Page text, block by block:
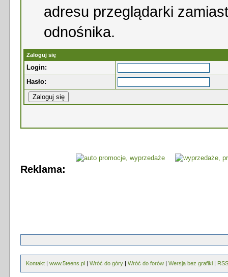
adresu przeglądarki
odnośnika.
Zaloguj się
Login:
Hasło:
Reklama:
Kontakt | www.5teens.pl | Wróć do góry | Wróć do forów | Wersja bez grafiki | RSS